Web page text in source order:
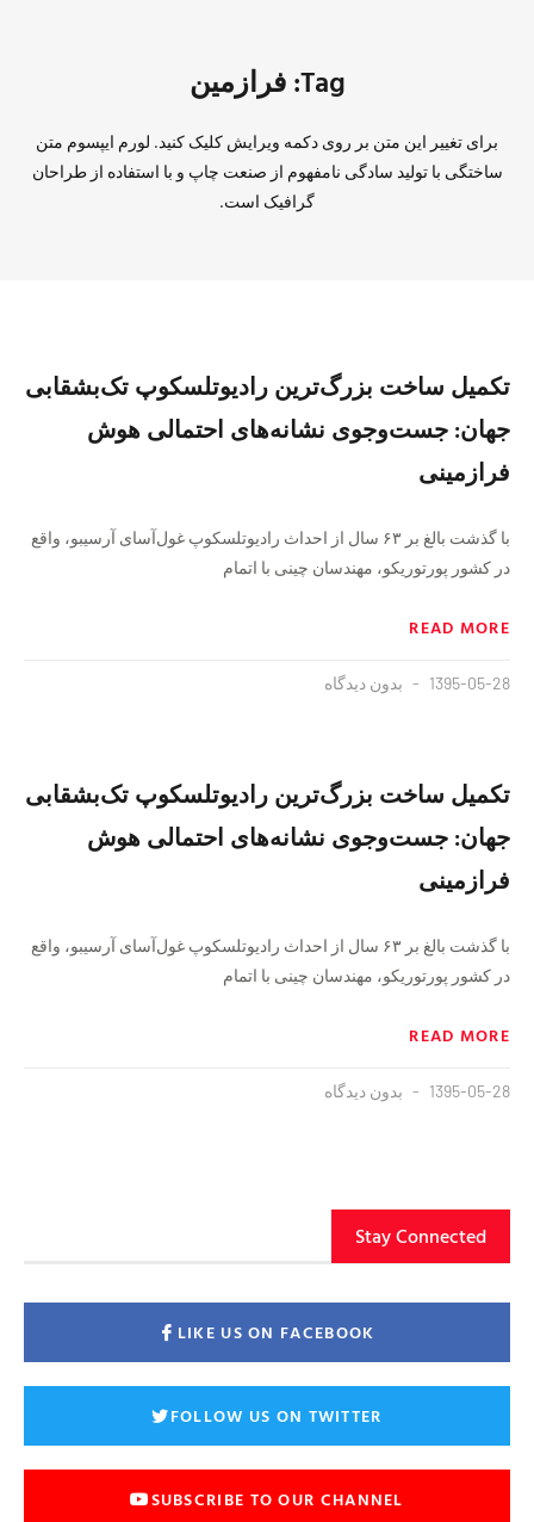
Tag: فرازمین
برای تغییر این متن بر روی دکمه ویرایش کلیک کنید. لورم ایپسوم متن
ساختگی با تولید سادگی نامفهوم از صنعت چاپ و با استفاده از طراحان
گرافیک است.
تکمیل ساخت بزرگ‌ترین رادیوتلسکوپ تک‌بشقابی
جهان: جست‌وجوی نشانه‌های احتمالی هوش
فرازمینی
با گذشت بالغ بر ۶٣ سال از احداث رادیوتلسکوپ غول‌آسای آرسیبو، واقع
در کشور پورتوریکو، مهندسان چینی با اتمام
READ MORE
1395-05-28 بدون دیدگاه
تکمیل ساخت بزرگ‌ترین رادیوتلسکوپ تک‌بشقابی
جهان: جست‌وجوی نشانه‌های احتمالی هوش
فرازمینی
با گذشت بالغ بر ۶٣ سال از احداث رادیوتلسکوپ غول‌آسای آرسیبو، واقع
در کشور پورتوریکو، مهندسان چینی با اتمام
READ MORE
1395-05-28 بدون دیدگاه
Stay Connected
LIKE US ON FACEBOOK
FOLLOW US ON TWITTER
SUBSCRIBE TO OUR CHANNEL